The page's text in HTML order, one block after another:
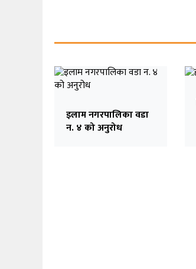
इलाम नगरपालिका वडा
न. ४ को अनुरोध